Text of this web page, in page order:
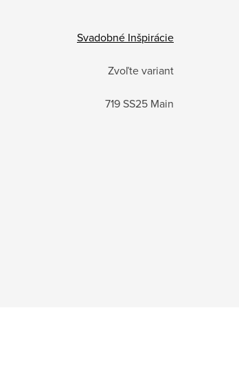
Svadobné Inšpirácie
Zvoľte variant
719 SS25 Main